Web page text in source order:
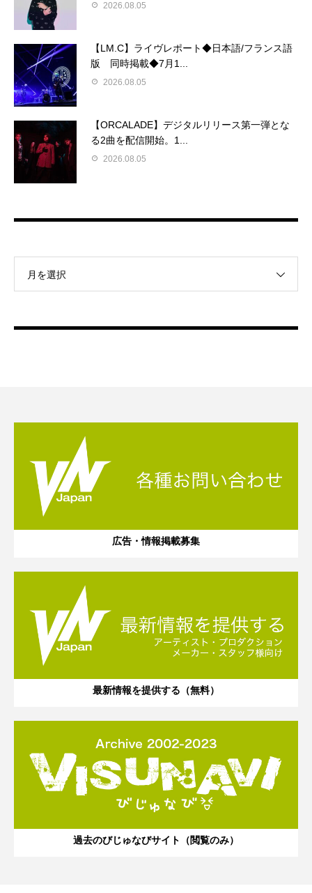
2026.08.05
【LM.C】ライヴレポート◆日本語/フランス語
版 同時掲載◆7月1...
2026.08.05
【ORCALADE】デジタルリリース第一弾とな
る2曲を配信開始。1...
2026.08.05
月を選択
広告・情報掲載募集
最新情報を提供する（無料）
過去のびじゅなびサイト（閲覧のみ）